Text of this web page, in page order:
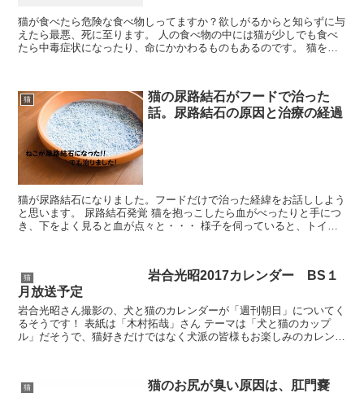
猫が食べたら危険な食べ物しってますか？欲しがるからと知らずに与
えたら最悪、死に至ります。 人の食べ物の中には猫が少しでも食べ
たら中毒症状になったり、命にかかわるものもあるのです。 猫を迎
猫
猫の尿路結石がフードで治った
話。尿路結石の原因と治療の経過
猫が尿路結石になりました。フードだけで治った経緯をお話ししよう
と思います。 尿路結石発覚 猫を抱っこしたら血がべったりと手につ
き、下をよく見ると血が点々と・・・ 様子を伺っていると、トイレ
猫
岩合光昭2017カレンダー BS１
月放送予定
岩合光昭さん撮影の、犬と猫のカレンダーが「週刊朝日」についてく
るそうです！ 表紙は「木村拓哉」さん テーマは「犬と猫のカップ
ル」だそうで、猫好きだけではなく犬派の皆様もお楽しみのカレンダ
猫
猫のお尻が臭い原因は、肛門嚢